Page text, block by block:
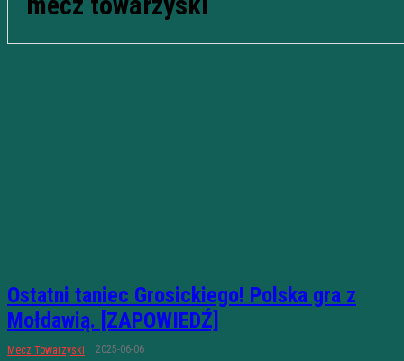
Ostatni taniec Grosickiego! Polska gra z
Mołdawią. [ZAPOWIEDŹ]
Mecz Towarzyski 2025-06-06